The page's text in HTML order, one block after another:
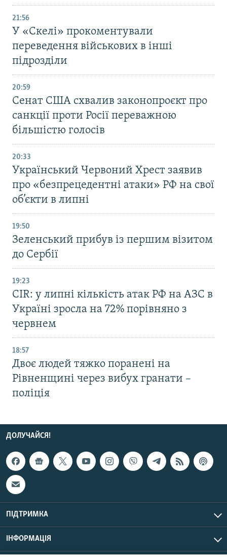
21:56
У «Скелі» прокоментували
переведення військових в інші
підрозділи
20:59
Cенат США схвалив законопроєкт про
санкції проти Росії переважною
більшістю голосів
20:33
Український Червоний Хрест заявив
про «безпрецедентні атаки» РФ на свої
об’єкти в липні
19:50
Зеленський прибув із першим візитом
до Сербії
19:23
CIR: у липні кількість атак РФ на АЗС в
Україні зросла на 72% порівняно з
червнем
18:57
Двоє людей тяжко поранені на
Рівненщині через вибух гранати –
поліція
ДОЛУЧАЙСЯ!
ПІДТРИМКА
ІНФОРМАЦІЯ